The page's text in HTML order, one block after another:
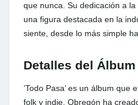
que nunca. Su dedicación a
una figura destacada en la
siente, desde lo más simple
Detalles del Álbum
‘Todo Pasa’ es un álbum
folk y indie, Obregón ha